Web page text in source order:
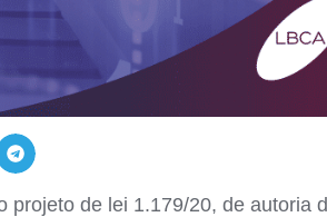
projeto de lei 1.179/20, de autoria